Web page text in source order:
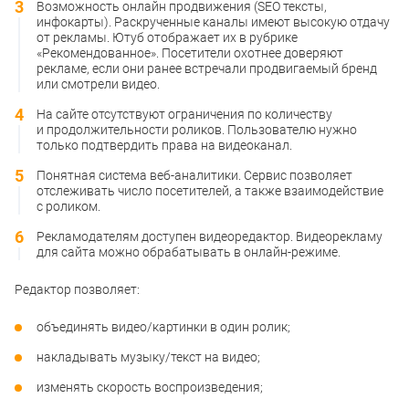
Возможность онлайн продвижения (SEO тексты,
инфокарты). Раскрученные каналы имеют высокую отдачу
от рекламы. Ютуб отображает их в рубрике
«Рекомендованное». Посетители охотнее доверяют
рекламе, если они ранее встречали продвигаемый бренд
или смотрели видео.
На сайте отсутствуют ограничения по количеству
и продолжительности роликов. Пользователю нужно
только подтвердить права на видеоканал.
Понятная система веб-аналитики. Сервис позволяет
отслеживать число посетителей, а также взаимодействие
с роликом.
Рекламодателям доступен видеоредактор. Видеорекламу
для сайта можно обрабатывать в онлайн-режиме.
Редактор позволяет:
объединять видео/картинки в один ролик;
накладывать музыку/текст на видео;
изменять скорость воспроизведения;